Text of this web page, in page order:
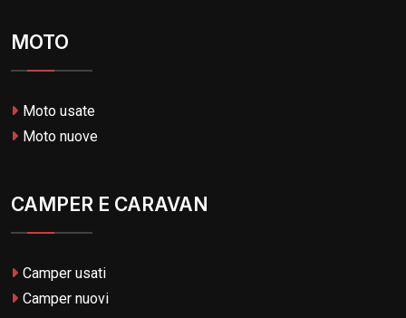
MOTO
Moto usate
Moto nuove
CAMPER E CARAVAN
Camper usati
Camper nuovi